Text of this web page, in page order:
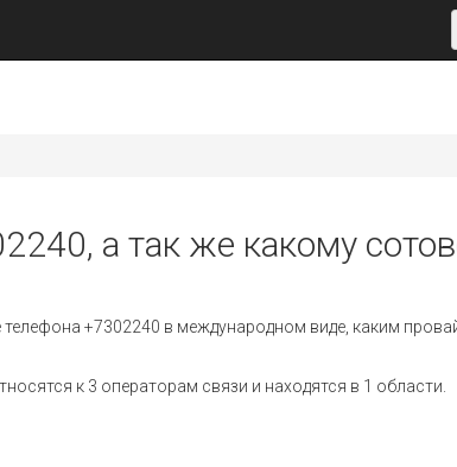
а так же какому
+7302240 в международном виде, каким
к 3 операторам связи и находятся в 1 области.